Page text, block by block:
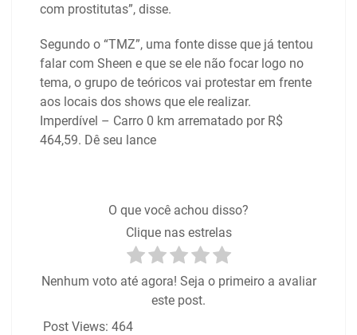
com prostitutas”, disse.
Segundo o “TMZ”, uma fonte disse que já tentou
falar com Sheen e que se ele não focar logo no
tema, o grupo de teóricos vai protestar em frente
aos locais dos shows que ele realizar.
Imperdível – Carro 0 km arrematado por R$
464,59. Dê seu lance
O que você achou disso?
Clique nas estrelas
Nenhum voto até agora! Seja o primeiro a avaliar
este post.
Post Views: 464